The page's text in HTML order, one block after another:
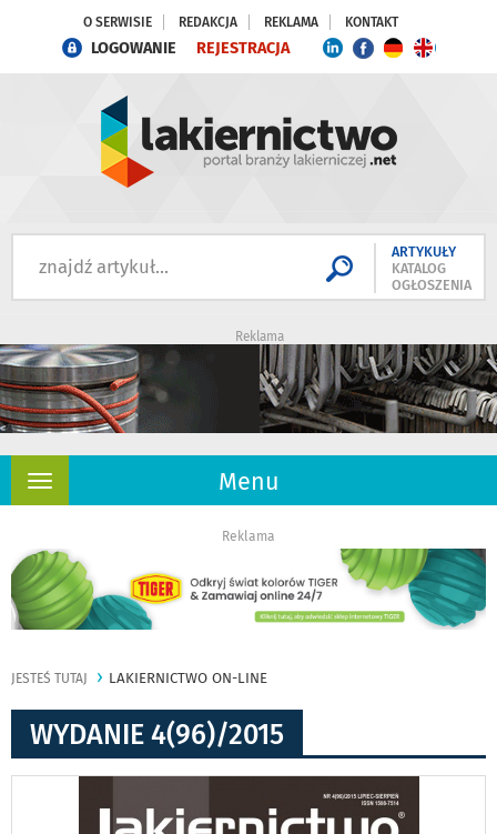
O SERWISIE REDAKCJA REKLAMA KONTAKT
LOGOWANIE REJESTRACJA
ARTYKUŁY
KATALOG
OGŁOSZENIA
Reklama
Menu
Rozwiń
Reklama
JESTEŚ TUTAJ LAKIERNICTWO ON-LINE
WYDANIE 4(96)/2015